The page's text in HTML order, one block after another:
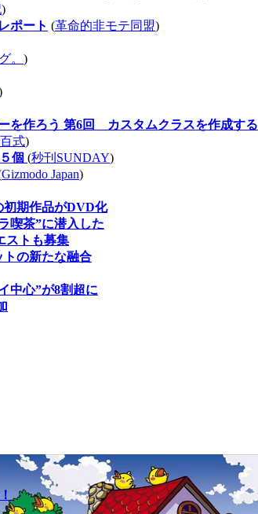
)
ポート (革命的非モテ同盟)
。 )
を作ろう 第6回 カスタムクラスを作成する
百式)
個 (秒刊SUNDAY)
Gizmodo Japan)
期作品がDVD化
喫茶”に潜入した
ストも募集
トの新たな融合
中心”が8割超に